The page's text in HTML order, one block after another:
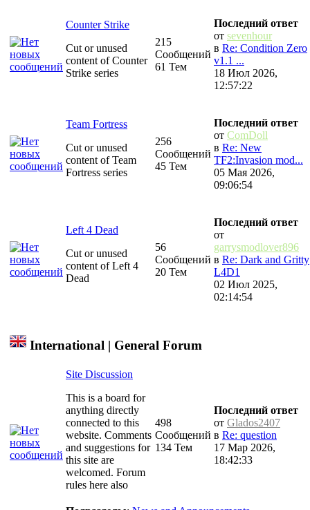
Counter Strike
Cut or unused
content of Counter
Strike series
215
Сообщений
61 Тем
Последний ответ
от sevenhour
в Re: Condition Zero
v1.1 ...
18 Июл 2026,
12:57:22
Team Fortress
Cut or unused
content of Team
Fortress series
256
Сообщений
45 Тем
Последний ответ
от ComDoll
в Re: New
TF2:Invasion mod...
05 Мая 2026,
09:06:54
Left 4 Dead
Cut or unused
content of Left 4
Dead
56
Сообщений
20 Тем
Последний ответ
от
garrysmodlover896
в Re: Dark and Gritty
L4D1
02 Июл 2025,
02:14:54
International | General Forum
Site Discussion
This is a board for
anything directly
connected to this
website. Comments
and suggestions for
this site are
welcomed. Forum
rules here also
498
Сообщений
134 Тем
Последний ответ
от Glados2407
в Re: question
17 Мар 2026,
18:42:33